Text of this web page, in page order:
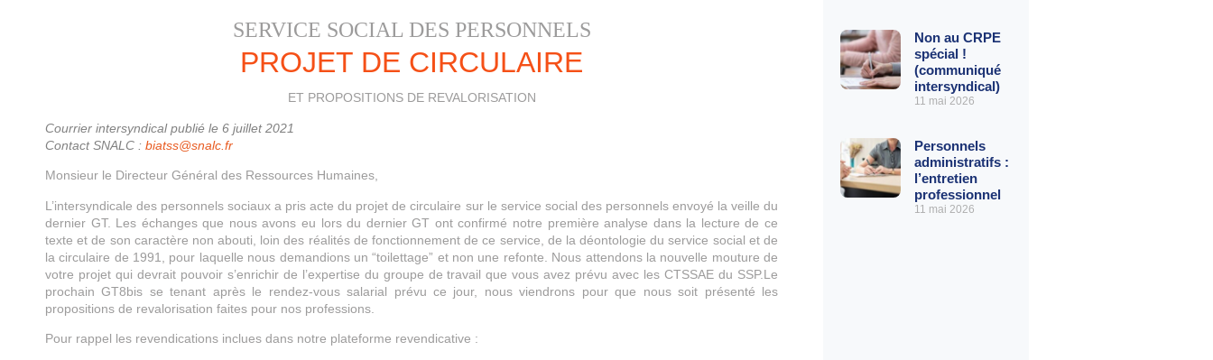
SERVICE SOCIAL DES PERSONNELS
PROJET DE CIRCULAIRE
ET PROPOSITIONS DE REVALORISATION
Courrier intersyndical publié le 6 juillet 2021
Contact SNALC : biatss@snalc.fr
Monsieur le Directeur Général des Ressources Humaines,
L’intersyndicale des personnels sociaux a pris acte du projet de circulaire sur le service social des personnels envoyé la veille du
dernier GT. Les échanges que nous avons eu lors du dernier GT ont confirmé notre première analyse dans la lecture de ce
texte et de son caractère non abouti, loin des réalités de fonctionnement de ce service, de la déontologie du service social et de
la circulaire de 1991, pour laquelle nous demandions un “toilettage” et non une refonte. Nous attendons la nouvelle mouture de
votre projet qui devrait pouvoir s’enrichir de l’expertise du groupe de travail que vous avez prévu avec les CTSSAE du SSP.Le
prochain GT8bis se tenant après le rendez-vous salarial prévu ce jour, nous viendrons pour que nous soit présenté les
propositions de revalorisation faites pour nos professions.
Pour rappel les revendications inclues dans notre plateforme revendicative :
Non au CRPE
spécial !
(communiqué
intersyndical)
11 mai 2026
Personnels
administratifs :
l’entretien
professionnel
11 mai 2026